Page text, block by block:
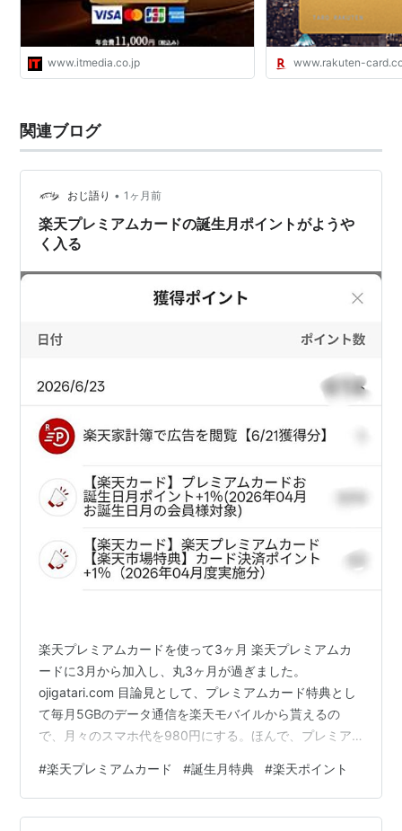
www.itmedia.co.jp www.rakuten-
関連ブログ
おじ語り • 1ヶ月前
楽天プレミアムカードの誕生月ポイントがようや
く入る
楽天プレミアムカードを使って3ヶ月 楽天プレミアムカ
ードに3月から加入し、丸3ヶ月が過ぎました。
ojigatari.com 目論見として、プレミアムカード特典とし
て毎月5GBのデータ通信を楽天モバイルから貰えるの
で、月々のスマホ代を980円にする。ほんで、プレミア
ろ毎月成功しています。毎月クーポン適用の作業こそ必
要ですが、忘れることもなく、いたって順調。 そして楽
天市場での買い物の判断が高度になりました。 プレミア
#楽天プレミアムカード #誕生月特典 #楽天ポイント